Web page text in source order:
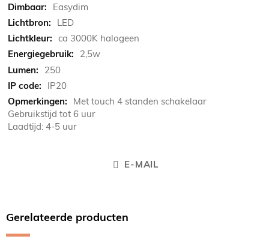
Easydim
LED
ca 3000K halogeen
2,5w
250
IP20
Met touch 4 standen schakelaar
Gebruikstijd tot 6 uur
Laadtijd: 4-5 uur
E-MAIL
Gerelateerde producten